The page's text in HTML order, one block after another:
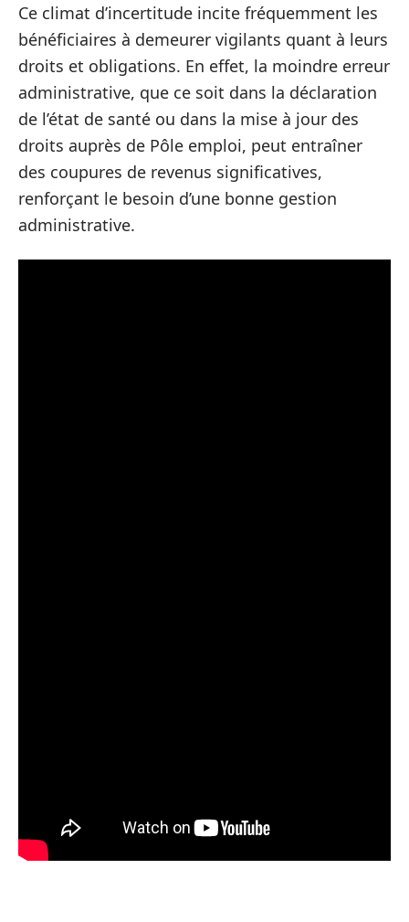
Ce climat d’incertitude incite fréquemment les
bénéficiaires à demeurer vigilants quant à leurs
droits et obligations. En effet, la moindre erreur
administrative, que ce soit dans la déclaration
de l’état de santé ou dans la mise à jour des
droits auprès de Pôle emploi, peut entraîner
des coupures de revenus significatives,
renforçant le besoin d’une bonne gestion
administrative.